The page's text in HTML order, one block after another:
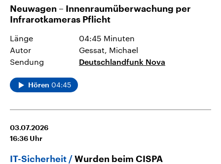
Neuwagen – Innenraumüberwachung per
Infrarotkameras Pflicht
Länge
04:45 Minuten
Autor
Gessat, Michael
Sendung
Deutschlandfunk Nova
Hören 04:45
03.07.2026
16:36 Uhr
IT-Sicherheit
Wurden beim CISPA